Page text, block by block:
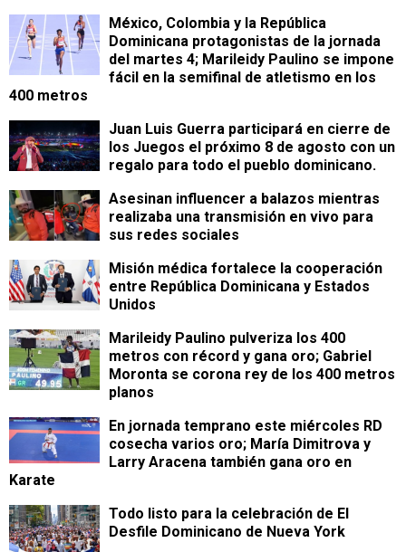
México, Colombia y la República
Dominicana protagonistas de la jornada
del martes 4; Marileidy Paulino se impone
fácil en la semifinal de atletismo en los
400 metros
Juan Luis Guerra participará en cierre de
los Juegos el próximo 8 de agosto con un
regalo para todo el pueblo dominicano.
Asesinan influencer a balazos mientras
realizaba una transmisión en vivo para
sus redes sociales
Misión médica fortalece la cooperación
entre República Dominicana y Estados
Unidos
Marileidy Paulino pulveriza los 400
metros con récord y gana oro; Gabriel
Moronta se corona rey de los 400 metros
planos
En jornada temprano este miércoles RD
cosecha varios oro; María Dimitrova y
Larry Aracena también gana oro en
Karate
Todo listo para la celebración de El
Desfile Dominicano de Nueva York